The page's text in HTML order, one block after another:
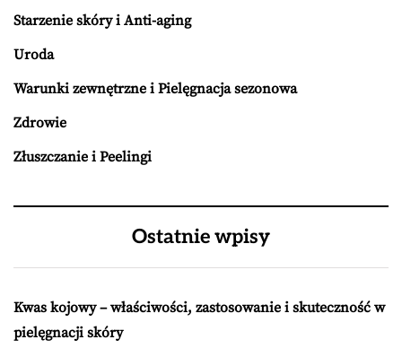
Starzenie skóry i Anti-aging
Uroda
Warunki zewnętrzne i Pielęgnacja sezonowa
Zdrowie
Złuszczanie i Peelingi
Ostatnie wpisy
Kwas kojowy – właściwości, zastosowanie i skuteczność w
pielęgnacji skóry